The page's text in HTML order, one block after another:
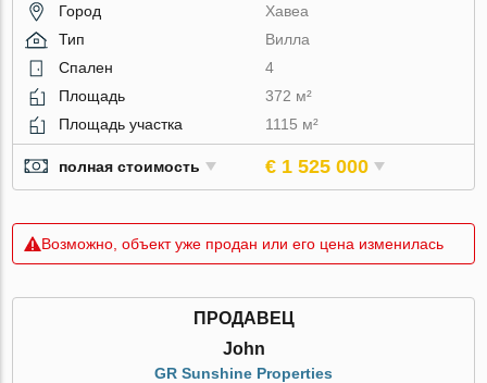
Город
Хавеа
Тип
Вилла
Спален
4
Площадь
372 м²
Площадь участка
1115 м²
полная стоимость € 1 525 000
Возможно, объект уже продан или его цена изменилась
ПРОДАВЕЦ
John
GR Sunshine Properties